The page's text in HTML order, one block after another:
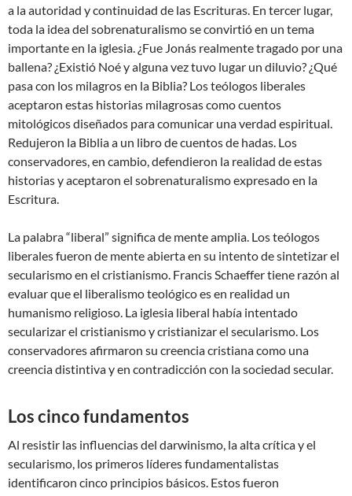
a la autoridad y continuidad de las Escrituras. En tercer lugar,
toda la idea del sobrenaturalismo se convirtió en un tema
importante en la iglesia. ¿Fue Jonás realmente tragado por una
ballena? ¿Existió Noé y alguna vez tuvo lugar un diluvio? ¿Qué
pasa con los milagros en la Biblia? Los teólogos liberales
aceptaron estas historias milagrosas como cuentos
mitológicos diseñados para comunicar una verdad espiritual.
Redujeron la Biblia a un libro de cuentos de hadas. Los
conservadores, en cambio, defendieron la realidad de estas
historias y aceptaron el sobrenaturalismo expresado en la
Escritura.
La palabra “liberal” significa de mente amplia. Los teólogos
liberales fueron de mente abierta en su intento de sintetizar el
secularismo en el cristianismo. Francis Schaeffer tiene razón al
evaluar que el liberalismo teológico es en realidad un
humanismo religioso. La iglesia liberal había intentado
secularizar el cristianismo y cristianizar el secularismo. Los
conservadores afirmaron su creencia cristiana como una
creencia distintiva y en contradicción con la sociedad secular.
Los cinco fundamentos
Al resistir las influencias del darwinismo, la alta crítica y el
secularismo, los primeros líderes fundamentalistas
identificaron cinco principios básicos. Estos fueron